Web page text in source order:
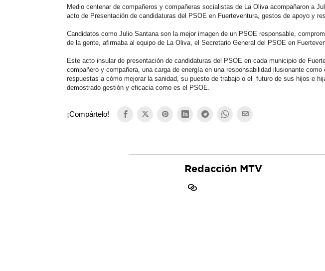
Medio centenar de compañeros y compañeras socialistas de La Oliva acompañaron a
acto de Presentación de candidaturas del PSOE en Fuerteventura, gestos de apoyo y
Candidatos como Julio Santana son la mejor imagen de un PSOE responsable,
de la gente, afirmaba al equipo de La Oliva, el Secretario General del PSOE en
Este acto insular de presentación de candidaturas del PSOE en cada municipio de
compañero y compañera, una carga de energía en una responsabilidad ilusionante
respuestas a cómo mejorar la sanidad, su puesto de trabajo o el futuro de sus hijos e
demostrado gestión y eficacia como es el PSOE.
¡Compártelo!
Redacción MTV